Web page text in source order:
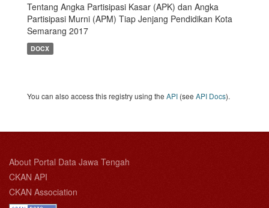
Tentang Angka Partisipasi Kasar (APK) dan Angka
Partisipasi Murni (APM) Tiap Jenjang Pendidikan Kota
Semarang 2017
DOCX
You can also access this registry using the API (see API Docs).
About Portal Data Jawa Tengah
CKAN API
CKAN Association